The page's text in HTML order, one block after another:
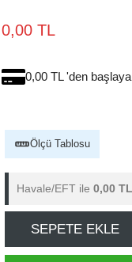
0,00 TL
0,00 TL 'den
Ölçü Tablosu
Havale/EFT ile 0,00 TL
SEPETE EKLE